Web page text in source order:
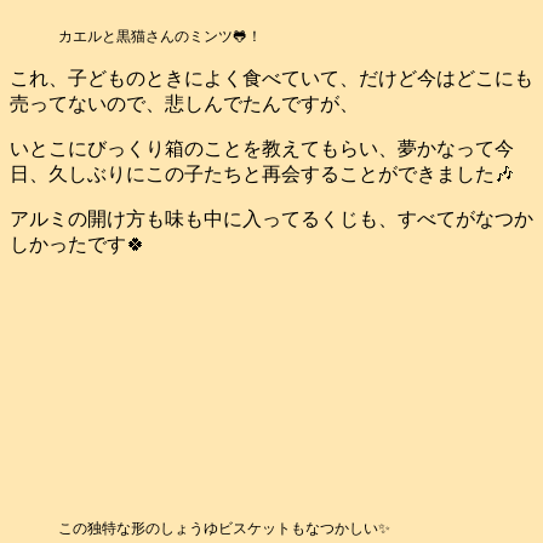
カエルと黒猫さんのミンツ🐸！
これ、子どものときによく食べていて、だけど今はどこにも
売ってないので、悲しんでたんですが、
いとこにびっくり箱のことを教えてもらい、夢かなって今
日、久しぶりにこの子たちと再会することができました🎶
アルミの開け方も味も中に入ってるくじも、すべてがなつか
しかったです🍀
この独特な形のしょうゆビスケットもなつかしい✨